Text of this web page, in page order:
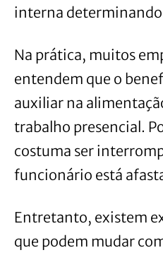
interna
Na prática, muitos
entendem que o
auxiliar na
trabalho presencial.
costuma ser
funcionário está
Entretanto, existem
que podem mudar